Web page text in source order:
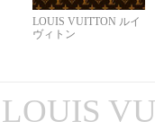
LOUIS VUITTON ルイ
ヴィトン